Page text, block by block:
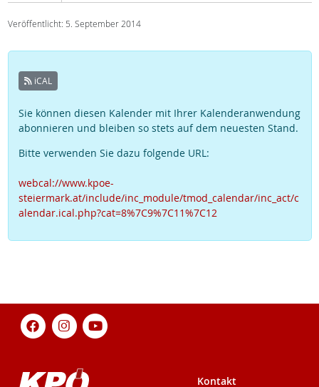
Veröffentlicht: 5. September 2014
iCAL
Sie können diesen Kalender mit Ihrer Kalenderanwendung
abonnieren und bleiben so stets auf dem neuesten Stand.
Bitte verwenden Sie dazu folgende URL:
webcal://www.kpoe-
steiermark.at/include/inc_module/tmod_calendar/inc_act/c
alendar.ical.php?cat=8%7C9%7C11%7C12
Kontakt